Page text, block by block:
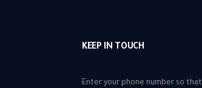
KEEP IN TOUCH
Enter your phone number so that